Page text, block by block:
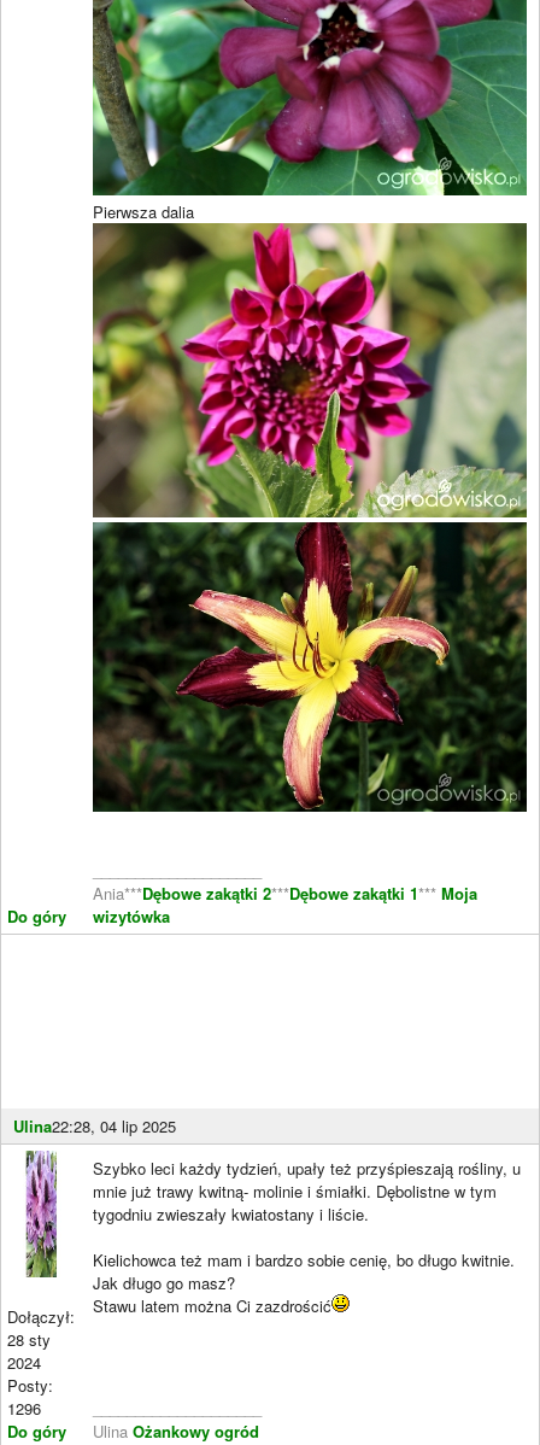
Do góry
Pierwsza dalia
Ania***Dębowe zakątki 2***Dębowe zakątki 1*** Moja
wizytówka
Ulina22:28, 04 lip 2025
Dołączył:
28 sty
2024
Posty:
1296
Do góry
Szybko leci każdy tydzień, upały też przyśpieszają rośliny, u
mnie już trawy kwitną- molinie i śmiałki. Dębolistne w tym
tygodniu zwieszały kwiatostany i liście.
Kielichowca też mam i bardzo sobie cenię, bo długo kwitnie.
Jak długo go masz?
Stawu latem można Ci zazdrościć
Ulina Ożankowy ogród